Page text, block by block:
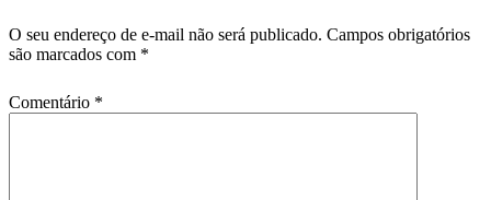
O seu endereço de e-mail não será publicado. Campos obrigatórios
são marcados com *
Comentário *